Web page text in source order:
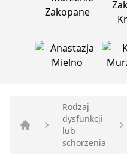
Strona główna
Rodzaj
dysfunkcji
lub
schorzenia